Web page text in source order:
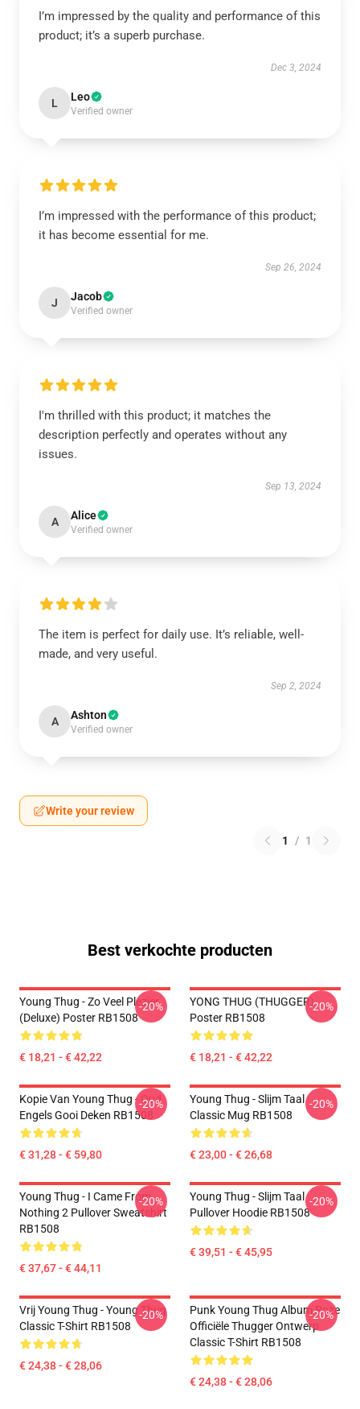
I’m impressed by the quality and performance of this
product; it’s a superb purchase.
Dec 3, 2024
L Leo
Verified owner
I’m impressed with the performance of this product;
it has become essential for me.
Sep 26, 2024
J Jacob
Verified owner
I'm thrilled with this product; it matches the
description perfectly and operates without any
issues.
Sep 13, 2024
A Alice
Verified owner
The item is perfect for daily use. It’s reliable, well-
made, and very useful.
Sep 2, 2024
A Ashton
Verified owner
Write your review
1 / 1
Best verkochte producten
Young Thug - Zo Veel Plezier
(Deluxe) Poster RB1508
€ 18,21 - € 42,22
-20%
YONG THUG (THUGGER)
Poster RB1508
€ 18,21 - € 42,22
-20%
Kopie Van Young Thug - Oud
Engels Gooi Deken RB1508
€ 31,28 - € 59,80
-20%
Young Thug - Slijm Taal
Classic Mug RB1508
€ 23,00 - € 26,68
-20%
Young Thug - I Came From
Nothing 2 Pullover Sweatshirt
RB1508
€ 37,67 - € 44,11
-20%
Young Thug - Slijm Taal
Pullover Hoodie RB1508
€ 39,51 - € 45,95
-20%
Vrij Young Thug - Young Thug
Classic T-Shirt RB1508
€ 24,38 - € 28,06
-20%
Punk Young Thug Album Roze
Officiële Thugger Ontwerp
Classic T-Shirt RB1508
€ 24,38 - € 28,06
-20%